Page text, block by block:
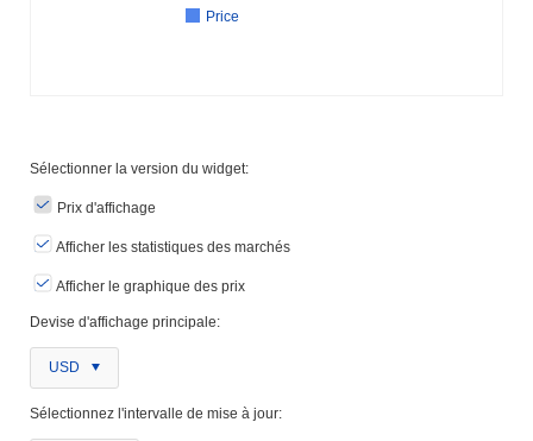
Price
Sélectionner la version du widget:
Prix ​​d'affichage
Afficher les statistiques des marchés
Afficher le graphique des prix
Devise d'affichage principale:
USD
Sélectionnez l'intervalle de mise à jour: